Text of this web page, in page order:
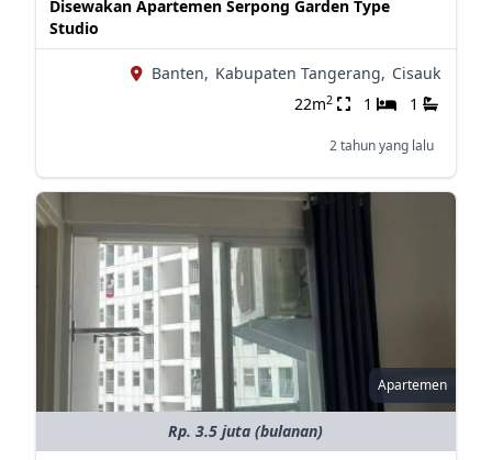
Disewakan Apartemen Serpong Garden Type
Studio
Banten, Kabupaten Tangerang, Cisauk
22m2 1 1
2 tahun yang lalu
Apartemen
Rp. 3.5 juta (bulanan)